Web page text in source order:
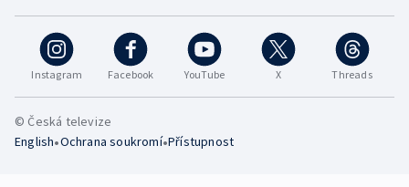
Instagram Facebook YouTube X Threads
© Česká televize
English•Ochrana soukromí•Přístupnost